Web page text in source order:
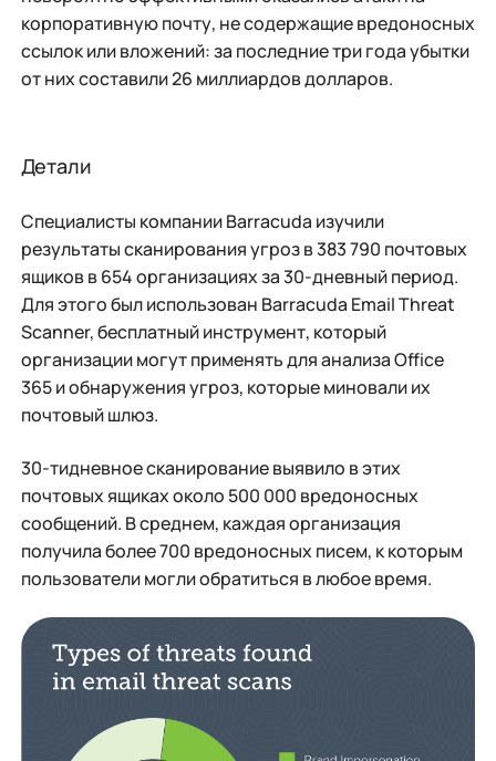
корпоративную почту, не содержащие вредоносных
ссылок или вложений: за последние три года убытки
от них составили 26 миллиардов долларов.
Детали
Специалисты компании Barracuda изучили
результаты сканирования угроз в 383 790 почтовых
ящиков в 654 организациях за 30-дневный период.
Для этого был использован Barracuda Email Threat
Scanner, бесплатный инструмент, который
организации могут применять для анализа Office
365 и обнаружения угроз, которые миновали их
почтовый шлюз.
30-тидневное сканирование выявило в этих
почтовых ящиках около 500 000 вредоносных
сообщений. В среднем, каждая организация
получила более 700 вредоносных писем, к которым
пользователи могли обратиться в любое время.